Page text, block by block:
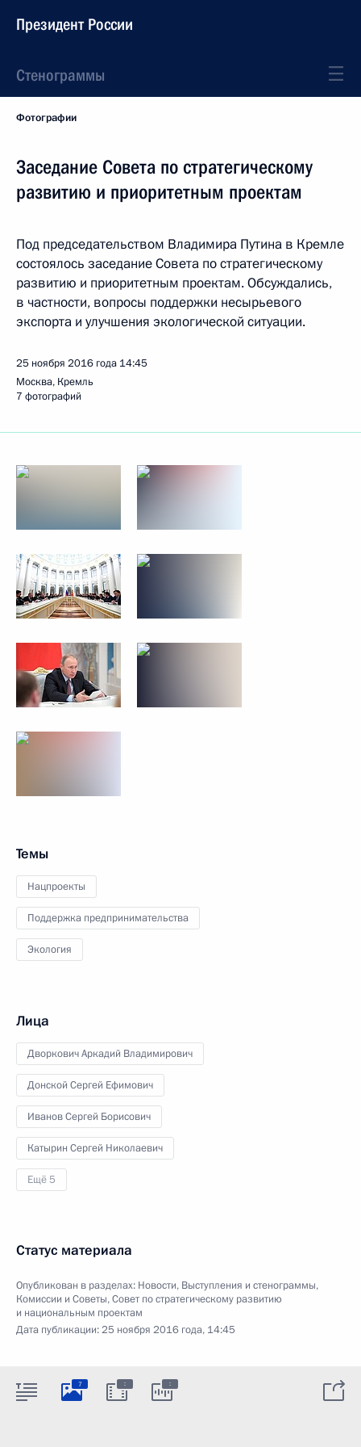
Президент России
Стенограммы
Фотографии
Заседание Совета по стратегическому
развитию и приоритетным проектам
Под председательством Владимира Путина в Кремле
состоялось заседание Совета по стратегическому
развитию и приоритетным проектам. Обсуждались,
в частности, вопросы поддержки несырьевого
экспорта и улучшения экологической ситуации.
25 ноября 2016 года 14:45
Москва, Кремль
7 фотографий
Темы
Нацпроекты
Поддержка предпринимательства
Экология
Лица
Дворкович Аркадий Владимирович
Донской Сергей Ефимович
Иванов Сергей Борисович
Катырин Сергей Николаевич
Ещё 5
Статус материала
Опубликован в разделах: Новости, Выступления и стенограммы,
Комиссии и Советы,Совет по стратегическому развитию
и национальным проектам
Дата публикации:25 ноября 2016 года, 14:45
7 : :